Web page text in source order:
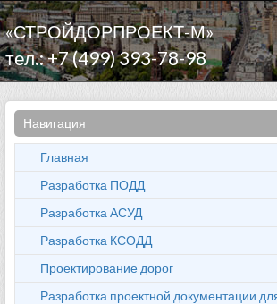
«СТРОЙДОРПРОЕКТ-М»
тел.: +7 (499) 393-78-98
Навигация
Главная
Разработка ПОДД
Разработка АСУД
Разработка КСОДД
Проектирование дорог
Разработка проектной документации